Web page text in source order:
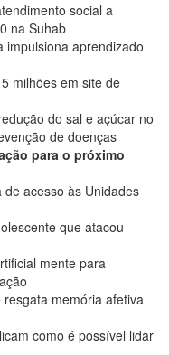
social a
na Suhab
impulsiona aprendizado
milhões em site de
do sal e açúcar no
de doenças
para o próximo
acesso às Unidades
que atacou
mente para
memória afetiva
como é possível lidar